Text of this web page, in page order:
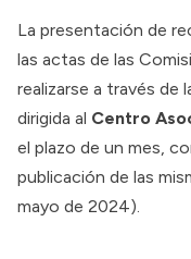
La presentación de
las actas de las
realizarse a través de
dirigida al Centro
el plazo de un mes,
publicación de las
mayo de 2024).